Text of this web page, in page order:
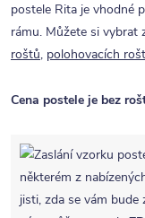
postele Rita je vhodné
rámu. Můžete si vybrat
roštů, polohovacích
Cena postele je bez
některém z
jisti, zda se vám bude